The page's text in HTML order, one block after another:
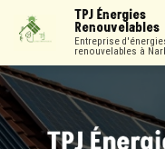
contenu
TPJ Énergies
Renouvelables
Entreprise d'énergies
renouvelables à